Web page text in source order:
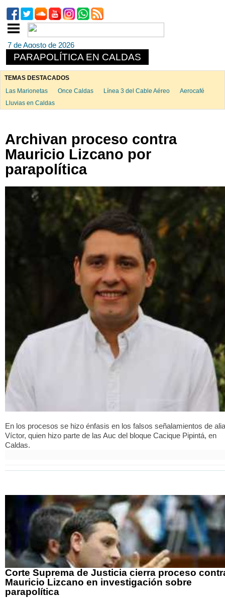
7 de Agosto de 2026
PARAPOLÍTICA EN CALDAS
TEMAS DESTACADOS
Las Marionetas
Once Caldas Línea 3 del Cable Aéreo
Aerocafé
Lluvias en Caldas
Archivan proceso contra
Mauricio Lizcano por
parapolítica
En los procesos se hizo énfasis en los falsos señalamientos de
Víctor, quien hizo parte de las Auc del bloque Cacique Pipintá, en
Caldas.
Corte Suprema de Justicia cierra proceso
Mauricio Lizcano en investigación sobre
parapolítica